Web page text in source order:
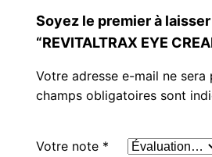
Soyez le premier à
“REVITALTRAX EYE
Votre adresse e-mail ne sera
champs obligatoires sont
Votre note *